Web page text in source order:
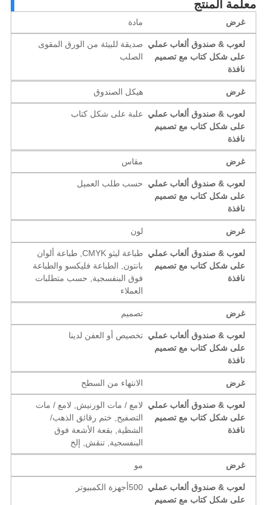
المنتج
لعوب & صندوق ألعاب عملي
على شكل كتاب مع تصميم
صديقة للبيئة من الورق المقوى
الصلب
هيكل الصندوق
لعوب & صندوق ألعاب عملي
على شكل كتاب مع تصميم
علبة على شكل كتاب
مقاس
لعوب & صندوق ألعاب عملي
على شكل كتاب مع تصميم
حسب طلب العميل
لعوب & صندوق ألعاب عملي
على شكل كتاب مع تصميم
طباعة ليثو CMYK, طباعة ألوان
بانتون, الطباعة فليكسو والطباعة
فوق البنفسجية, حسب متطلبات
العملاء
تصميم
لعوب & صندوق ألعاب عملي
على شكل كتاب مع تصميم
تخصيص أو العفن لدينا
الانتهاء من السطح
لعوب & صندوق ألعاب عملي
على شكل كتاب مع تصميم
لامع / مات الورنيش, لامع / مات
التصفيح, ختم رقائق الذهب/
الشظية, بقعة الأشعة فوق
البنفسجية, تنقش, إلخ
لعوب & صندوق ألعاب عملي
على شكل كتاب مع تصميم
500أجهزة الكمبيوتر